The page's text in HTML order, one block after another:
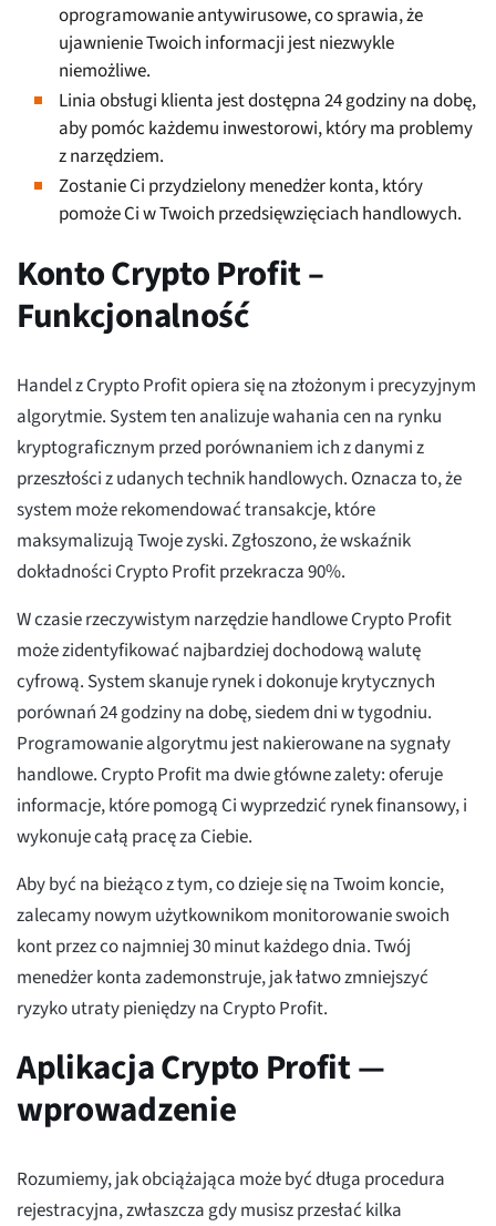
oprogramowanie antywirusowe, co sprawia, że
ujawnienie Twoich informacji jest niezwykle
niemożliwe.
Linia obsługi klienta jest dostępna 24 godziny na dobę,
aby pomóc każdemu inwestorowi, który ma problemy
z narzędziem.
Zostanie Ci przydzielony menedżer konta, który
pomoże Ci w Twoich przedsięwzięciach handlowych.
Konto Crypto Profit –
Funkcjonalność
Handel z Crypto Profit opiera się na złożonym i precyzyjnym
algorytmie. System ten analizuje wahania cen na rynku
kryptograficznym przed porównaniem ich z danymi z
przeszłości z udanych technik handlowych. Oznacza to, że
system może rekomendować transakcje, które
maksymalizują Twoje zyski. Zgłoszono, że wskaźnik
dokładności Crypto Profit przekracza 90%.
W czasie rzeczywistym narzędzie handlowe Crypto Profit
może zidentyfikować najbardziej dochodową walutę
cyfrową. System skanuje rynek i dokonuje krytycznych
porównań 24 godziny na dobę, siedem dni w tygodniu.
Programowanie algorytmu jest nakierowane na sygnały
handlowe. Crypto Profit ma dwie główne zalety: oferuje
informacje, które pomogą Ci wyprzedzić rynek finansowy, i
wykonuje całą pracę za Ciebie.
Aby być na bieżąco z tym, co dzieje się na Twoim koncie,
zalecamy nowym użytkownikom monitorowanie swoich
kont przez co najmniej 30 minut każdego dnia. Twój
menedżer konta zademonstruje, jak łatwo zmniejszyć
ryzyko utraty pieniędzy na Crypto Profit.
Aplikacja Crypto Profit —
wprowadzenie
Rozumiemy, jak obciążająca może być długa procedura
rejestracyjna, zwłaszcza gdy musisz przesłać kilka